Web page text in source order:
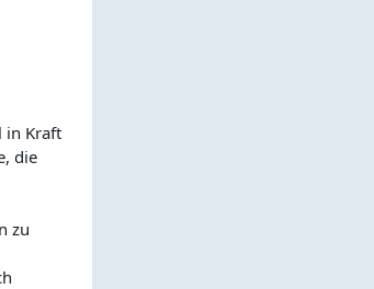
in Kraft
die
zu